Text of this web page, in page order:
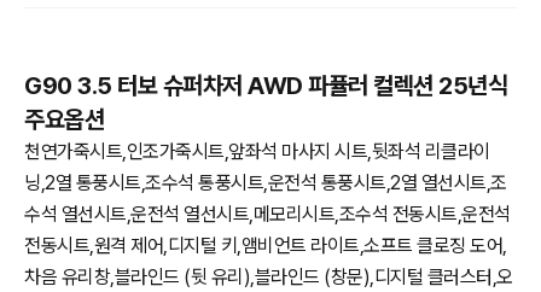
G90 3.5 터보 슈퍼차저 AWD 파퓰러 컬렉션 25년식
주요옵션
천연가죽시트,인조가죽시트,앞좌석 마사지 시트,뒷좌석 리클라이
닝,2열 통풍시트,조수석 통풍시트,운전석 통풍시트,2열 열선시트,조
수석 열선시트,운전석 열선시트,메모리시트,조수석 전동시트,운전석
전동시트,원격 제어,디지털 키,앰비언트 라이트,소프트 클로징 도어,
차음 유리창,블라인드 (뒷 유리),블라인드 (창문),디지털 클러스터,오